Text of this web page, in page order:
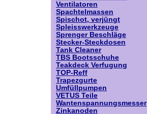
Ventilatoren
Spachtelmassen
Spischot, verjüngt
Spleisswerkzeuge
Sprenger Beschläge
Stecker-Steckdosen
Tank Cleaner
TBS Bootsschuhe
Teakdeck Verfugung
TOP-Reff
Trapezgurte
Umfüllpumpen
VETUS Teile
Wantenspannungsmesser
Zinkanoden